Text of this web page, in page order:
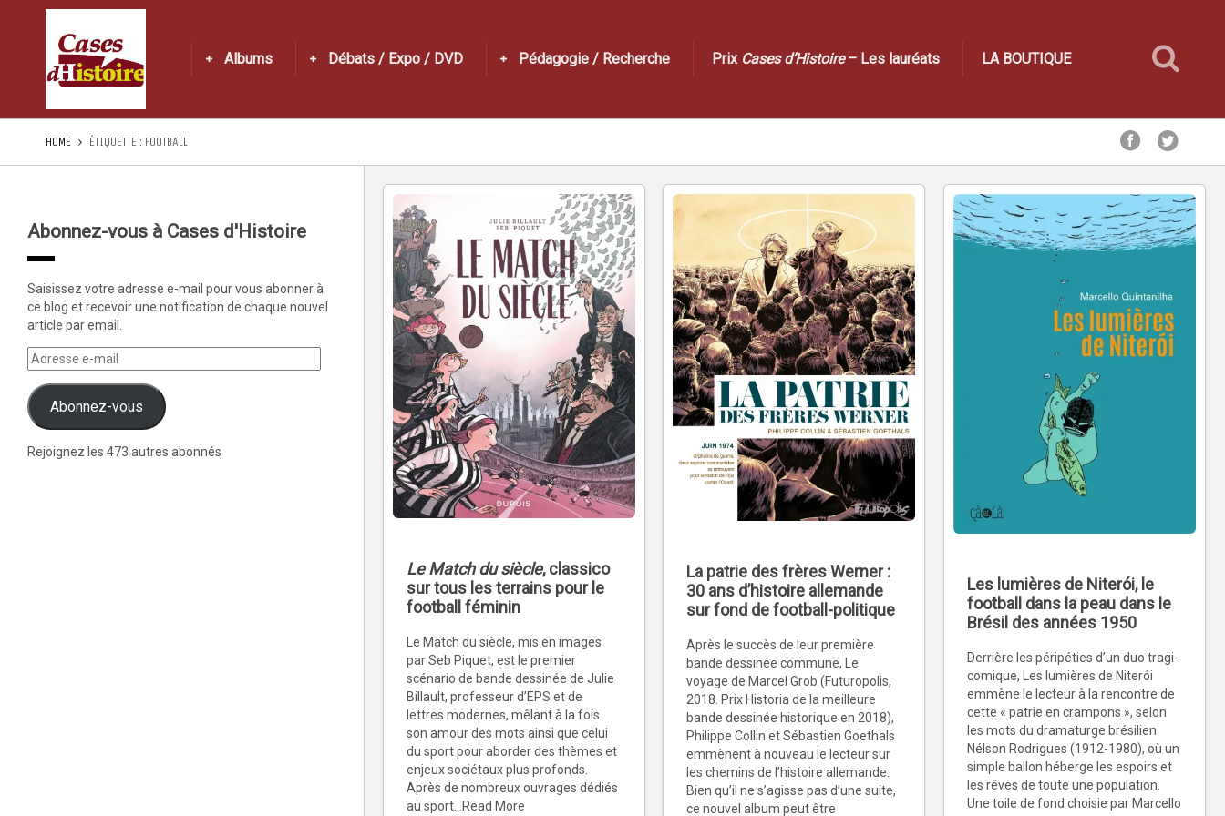
Albums Débats / Expo / DVD Pédagogie / Recherche Prix Cases d’Histoire– Les lauréats LA BOUTIQUE
HOME ÉTIQUETTE : FOOTBALL
Abonnez-vous à Cases d'Histoire
Saisissez votre adresse e-mail pour vous abonner à
ce blog et recevoir une notification de chaque nouvel
article par email.
Abonnez-vous
Rejoignez les 473 autres abonnés
Le Match du siècle, classico
sur tous les terrains pour le
football féminin
Le Match du siècle, mis en images
par Seb Piquet, est le premier
scénario de bande dessinée de Julie
Billault, professeur d’EPS et de
lettres modernes, mêlant à la fois
son amour des mots ainsi que celui
du sport pour aborder des thèmes et
enjeux sociétaux plus profonds.
Après de nombreux ouvrages dédiés
au sport...Read More
La patrie des frères Werner :
30 ans d’histoire allemande
sur fond de football-politique
Après le succès de leur première
bande dessinée commune, Le
voyage de Marcel Grob (Futuropolis,
2018. Prix Historia de la meilleure
bande dessinée historique en 2018),
Philippe Collin et Sébastien Goethals
emmènent à nouveau le lecteur sur
les chemins de l’histoire allemande.
Bien qu’il ne s’agisse pas d’une suite,
ce nouvel album peut être
Les lumières de Niterói, le
football dans la peau dans le
Brésil des années 1950
Derrière les péripéties d’un duo tragi-
comique, Les lumières de Niterói
emmène le lecteur à la rencontre de
cette « patrie en crampons », selon
les mots du dramaturge brésilien
Nélson Rodrigues (1912-1980), où un
simple ballon héberge les espoirs et
les rêves de toute une population.
Une toile de fond choisie par Marcello